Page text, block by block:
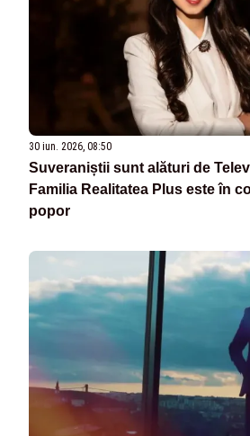
30 iun. 2026, 08:50
Suveraniștii sunt alături de
Familia Realitatea Plus este în
popor